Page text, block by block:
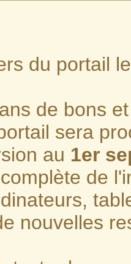
du portail
de bons
sera
au 1er
de
nouvelles